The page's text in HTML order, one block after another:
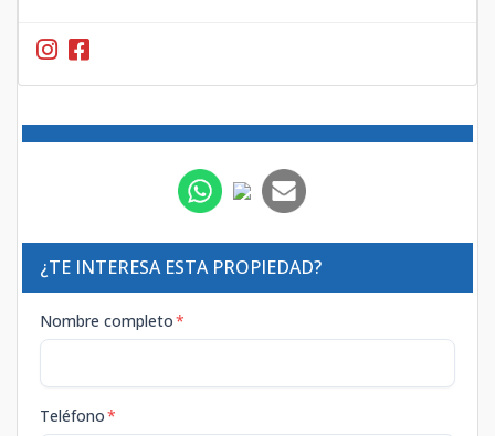
¿TE INTERESA ESTA PROPIEDAD?
Nombre completo*
Teléfono*